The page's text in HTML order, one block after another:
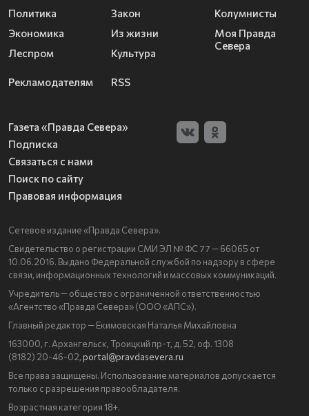
Политика
Экономика
Леспром
Закон
Из жизни
Культура
Колумнисты
Моя Правда
Севера
Рекламодателям RSS
Газета «Правда Севера»
Подписка
Связаться с нами
Поиск по сайту
Правовая информация
Сетевое издание «Правда Севера».
Свидетельство о регистрации СМИ ЭЛ № ФС 77 — 66065 от
10.06.2016. Выдано Федеральной службой по надзору в сфере
связи, информационных технологий и массовых коммуникаций.
Учредитель — общество с ограниченной ответственностью
«Агентство «Правда Севера» (ООО «АПС»).
Главный редактор — Екимовская Наталья Михайловна
163000, г. Архангельск, Троицкий пр-т, д. 52, оф. 1308
(8182) 20-46-02, portal@pravdasevera.ru
Все права защищены. Использование материалов допускается
только с разрешения правообладателя.
Возрастная категория 18+.